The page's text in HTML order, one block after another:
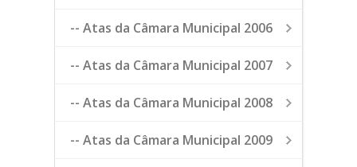
-- Atas da Câmara Municipal 2006
-- Atas da Câmara Municipal 2007
-- Atas da Câmara Municipal 2008
-- Atas da Câmara Municipal 2009